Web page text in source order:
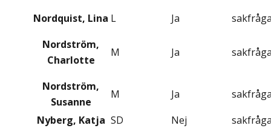
Nordquist, Lina L Ja
Nordström,
Charlotte
M Ja
Nordström,
Susanne
M Ja
Nyberg, Katja SD Nej